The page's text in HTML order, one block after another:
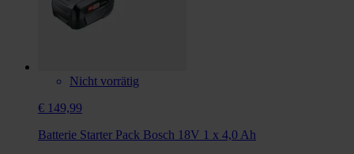
Nicht vorrätig
€ 149,99
Batterie Starter Pack Bosch 18V 1 x 4,0 Ah